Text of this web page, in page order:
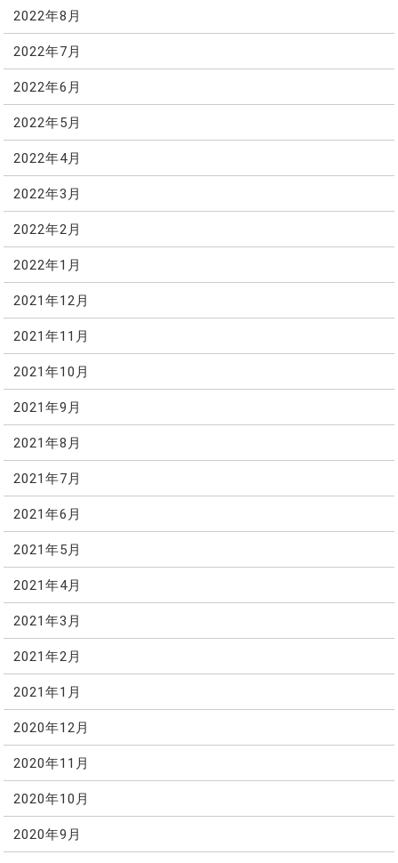
2022年8月
2022年7月
2022年6月
2022年5月
2022年4月
2022年3月
2022年2月
2022年1月
2021年12月
2021年11月
2021年10月
2021年9月
2021年8月
2021年7月
2021年6月
2021年5月
2021年4月
2021年3月
2021年2月
2021年1月
2020年12月
2020年11月
2020年10月
2020年9月